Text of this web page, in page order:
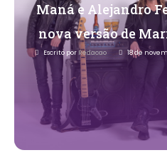
Maná e Alejandro
nova versão de
Escrito por Redacao 18 de